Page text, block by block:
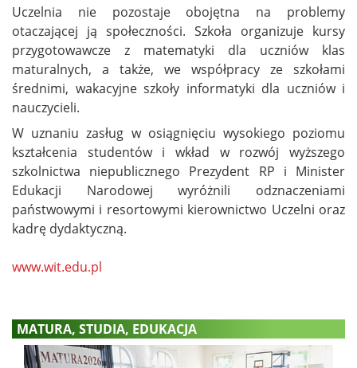
Uczelnia nie pozostaje obojętna na problemy
otaczającej ją społeczności. Szkoła organizuje kursy
przygotowawcze z matematyki dla uczniów klas
maturalnych, a także, we współpracy ze szkołami
średnimi, wakacyjne szkoły informatyki dla uczniów i
nauczycieli.
W uznaniu zasług w osiągnięciu wysokiego poziomu
kształcenia studentów i wkład w rozwój wyższego
szkolnictwa niepublicznego Prezydent RP i Minister
Edukacji Narodowej wyróżnili odznaczeniami
państwowymi i resortowymi kierownictwo Uczelni oraz
kadrę dydaktyczną.
www.wit.edu.pl
MATURA, STUDIA, EDUKACJA